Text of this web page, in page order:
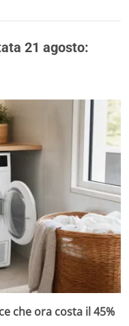
21 agosto:
che ora costa il 45%